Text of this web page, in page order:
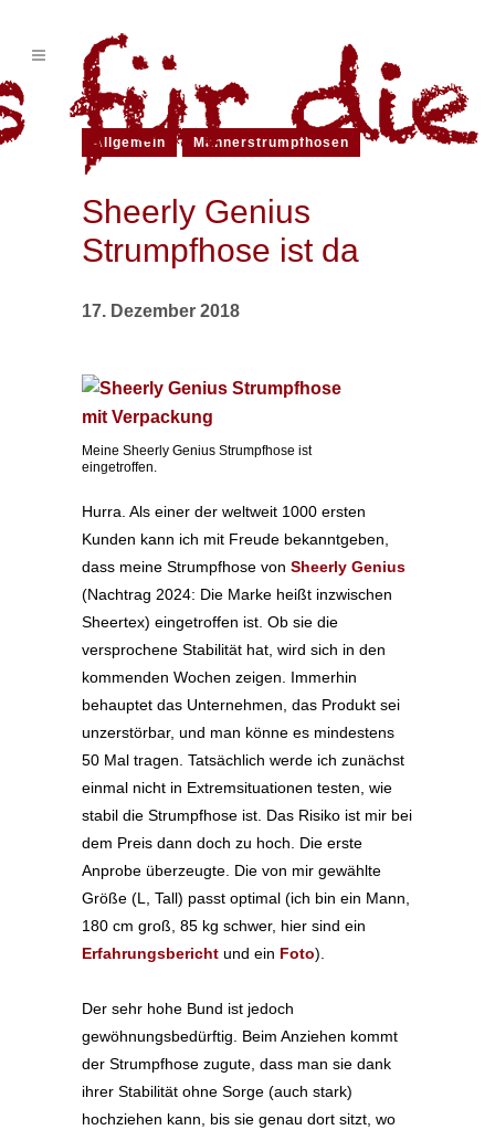
Allgemein Männerstrumpfhosen
Sheerly Genius
Strumpfhose ist da
17. Dezember 2018
Meine Sheerly Genius Strumpfhose ist
eingetroffen.
Hurra. Als einer der weltweit 1000 ersten
Kunden kann ich mit Freude bekanntgeben,
dass meine Strumpfhose von Sheerly Genius
(Nachtrag 2024: Die Marke heißt inzwischen
Sheertex) eingetroffen ist. Ob sie die
versprochene Stabilität hat, wird sich in den
kommenden Wochen zeigen. Immerhin
behauptet das Unternehmen, das Produkt sei
unzerstörbar, und man könne es mindestens
50 Mal tragen. Tatsächlich werde ich zunächst
einmal nicht in Extremsituationen testen, wie
stabil die Strumpfhose ist. Das Risiko ist mir bei
dem Preis dann doch zu hoch. Die erste
Anprobe überzeugte. Die von mir gewählte
Größe (L, Tall) passt optimal (ich bin ein Mann,
180 cm groß, 85 kg schwer, hier sind ein
Erfahrungsbericht und ein Foto).
Der sehr hohe Bund ist jedoch
gewöhnungsbedürftig. Beim Anziehen kommt
der Strumpfhose zugute, dass man sie dank
ihrer Stabilität ohne Sorge (auch stark)
hochziehen kann, bis sie genau dort sitzt, wo